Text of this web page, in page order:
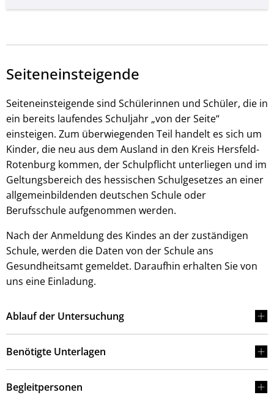
Seiteneinsteigende
Seiteneinsteigende sind Schülerinnen und Schüler, die in
ein bereits laufendes Schuljahr „von der Seite“
einsteigen. Zum überwiegenden Teil handelt es sich um
Kinder, die neu aus dem Ausland in den Kreis Hersfeld-
Rotenburg kommen, der Schulpflicht unterliegen und im
Geltungsbereich des hessischen Schulgesetzes an einer
allgemeinbildenden deutschen Schule oder
Berufsschule aufgenommen werden.
Nach der Anmeldung des Kindes an der zuständigen
Schule, werden die Daten von der Schule ans
Gesundheitsamt gemeldet. Daraufhin erhalten Sie von
uns eine Einladung.
Ablauf der Untersuchung
Benötigte Unterlagen
Begleitpersonen